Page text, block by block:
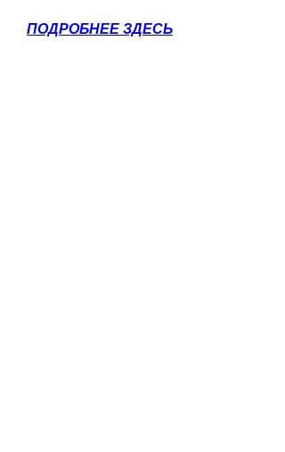
ПОДРОБНЕЕ ЗДЕСЬ